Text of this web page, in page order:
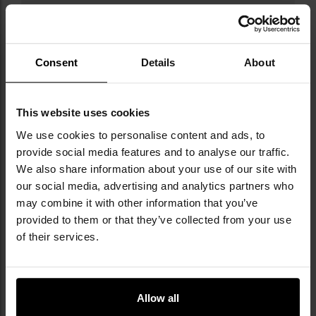
Consent Details About
This website uses cookies
We use cookies to personalise content and ads, to
provide social media features and to analyse our traffic.
We also share information about your use of our site with
our social media, advertising and analytics partners who
may combine it with other information that you’ve
provided to them or that they’ve collected from your use
of their services.
Allow all
Militaria.pl jest dystrybutorem marki Carson.
1990 roku przez Richarda Camerona, która z
niewielkiego projektu szybko rozwinęła się w
jednego z globalnych liderów rynku optyki.
Firma z siedzibą w Ronkonkoma w stanie Nowy
Jork jest największym producentem lup i
mikroskopów kieszonkowych w USA, a także
cenionym dostawcą lornetek i innych rozwiązań
optycznych. Carson posiada już ponad 100
patentów, co podkreśla jej innowacyjny
standardów. Jej produkty znajdują
myślistwie czy obserwacji przyrody, a także